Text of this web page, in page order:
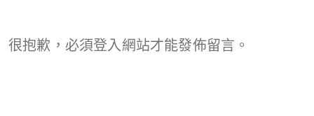
很抱歉，必須登入網站才能發佈留言。